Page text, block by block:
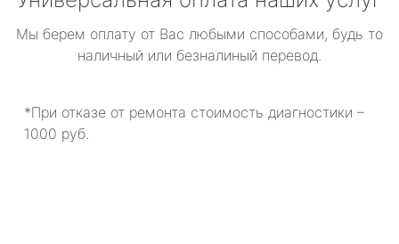
Мы берем оплату от Вас любыми способами, будь то
наличный или безналиный перевод.
*При отказе от ремонта стоимость диагностики –
1000 руб.